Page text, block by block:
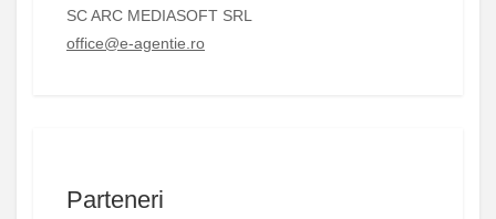
SC ARC MEDIASOFT SRL
office@e-agentie.ro
Parteneri